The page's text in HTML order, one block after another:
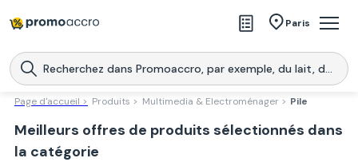
Paris
Magasins
Produits
Télécharge l’application
Promoaccro
Télécharger
Page d'accueil > Produits > Multimedia & Electroménager > Pile
Meilleurs offres de produits sélectionnés dans
la catégorie